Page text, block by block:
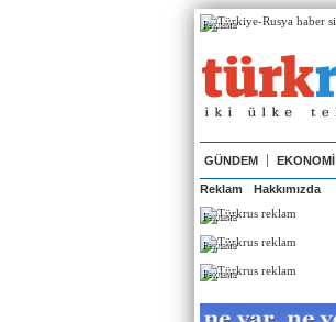
Реклама
GÜNDEM EKONOMİ
Reklam Hakkımızda
Реклама
Реклама
Реклама